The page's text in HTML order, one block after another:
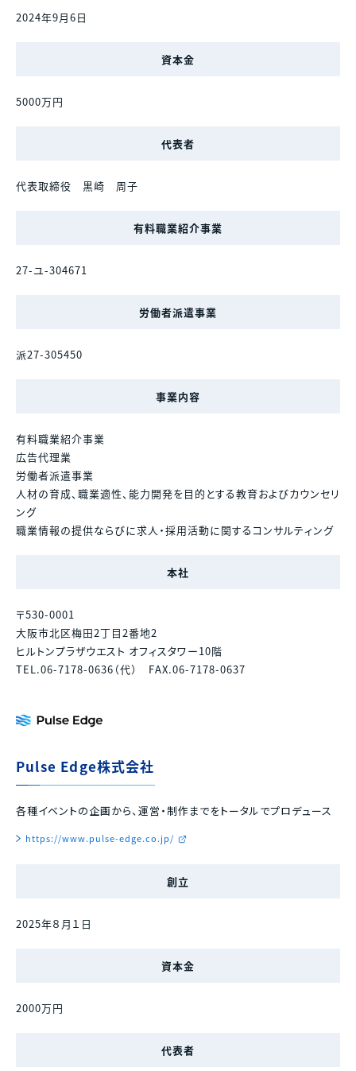
2024年9月6日
資本金
5000万円
代表者
代表取締役 黒崎 周子
有料職業紹介事業
27-ユ-304671
労働者派遣事業
派27-305450
事業内容
有料職業紹介事業
広告代理業
労働者派遣事業
人材の育成、職業適性、能力開発を目的とする教育およびカウンセリ
ング
職業情報の提供ならびに求人・採用活動に関するコンサルティング
本社
〒530-0001
大阪市北区梅田2丁目2番地2
ヒルトンプラザウエスト オフィスタワー10階
TEL.06-7178-0636（代） FAX.06-7178-0637
Pulse Edge株式会社
各種イベントの企画から、運営・制作までをトータルでプロデュース
https://www.pulse-edge.co.jp/
創立
2025年８月１日
資本金
2000万円
代表者